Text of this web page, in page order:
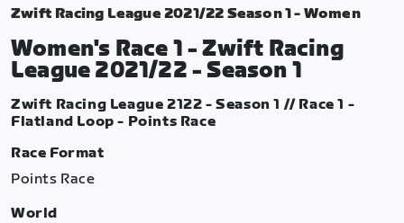
Zwift Racing League 2021/22 Season 1 - Women
Women's Race 1 - Zwift Racing
League 2021/22 - Season 1
Zwift Racing League 2122 - Season 1 // Race 1 -
Flatland Loop - Points Race
Race Format
Points Race
World